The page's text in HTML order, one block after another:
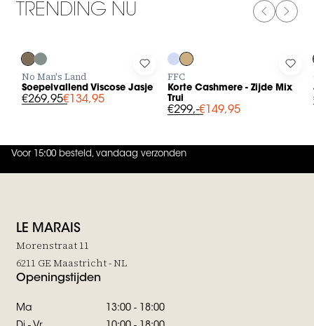
TRENDING NU
in to add Soepelvallend Viscose Jasje to your wishlist
No Man's Land
Soepelvallend Viscose Jasje
€269,95€134,95
Log in to add Korte Cashmere -
FFC
Korte Cashmere - Zijde Mix
Trui
€299,-€149,95
Log
Voor 15:00 besteld, vandaag verzonden
4.9 uit5 (737 reviews)
LE MARAIS
Morenstraat 11
6211 GE Maastricht - NL
Openingstijden
Ma
13:00 - 18:00